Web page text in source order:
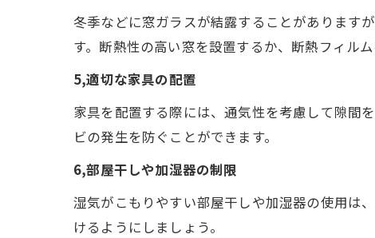
冬季などに窓ガラスが結露することがあります
す。断熱性の高い窓を設置するか、断熱フィル
5,適切な家具の配置
家具を配置する際には、通気性を考慮して隙間
ビの発生を防ぐことができます。
6,部屋干しや加湿器の制限
湿気がこもりやすい部屋干しや加湿器の使用は
けるようにしましょう。